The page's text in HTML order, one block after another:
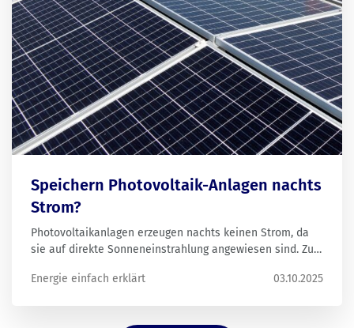
Speichern Photovoltaik-Anlagen nachts
Strom?
Photovoltaikanlagen erzeugen nachts keinen Strom, da
sie auf direkte Sonneneinstrahlung angewiesen sind. Zur
Anpassung des Stromnutzungsverhaltens. Ein PV-
Energie einfach erklärt 03.10.2025